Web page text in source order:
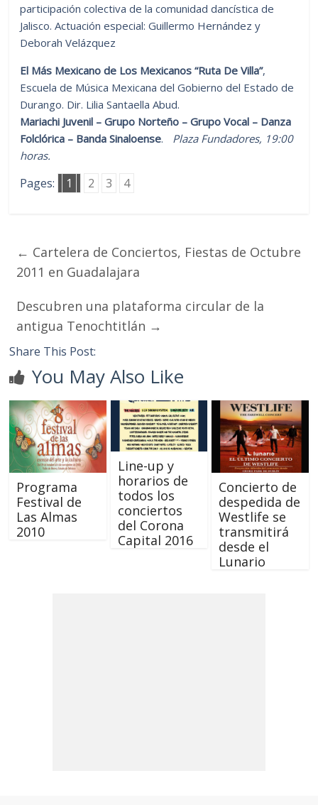
participación colectiva de la comunidad dancística de
Jalisco. Actuación especial: Guillermo Hernández y
Deborah Velázquez
El Más Mexicano de Los Mexicanos “Ruta De Villa”,
Escuela de Música Mexicana del Gobierno del Estado de
Durango. Dir. Lilia Santaella Abud.
Mariachi Juvenil – Grupo Norteño – Grupo Vocal – Danza
Folclórica – Banda Sinaloense.
Plaza Fundadores, 19:00
horas.
Pages: 1 2 3 4
← Cartelera de Conciertos, Fiestas de Octubre
2011 en Guadalajara
Descubren una plataforma circular de la
antigua Tenochtitlán →
Share This Post:
You May Also Like
Programa
Festival de
Las Almas
2010
Line-up y
horarios de
todos los
conciertos
del Corona
Capital 2016
Concierto de
despedida de
Westlife se
transmitirá
desde el
Lunario